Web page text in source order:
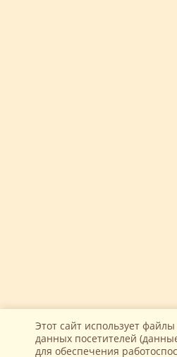
Этот сайт использует
данных посетителей
для обеспечения